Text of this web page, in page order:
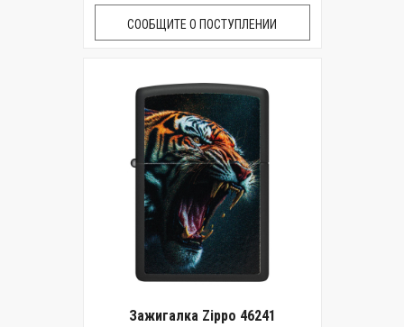
СООБЩИТЕ О ПОСТУПЛЕНИИ
Зажигалка Zippo 46241